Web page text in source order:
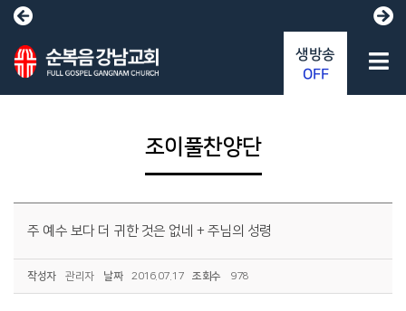
조이풀찬양단
주 예수 보다 더 귀한 것은 없네 + 주님의 성령
작성자 관리자 날짜 2016.07.17 조회수 978
생방송
OFF